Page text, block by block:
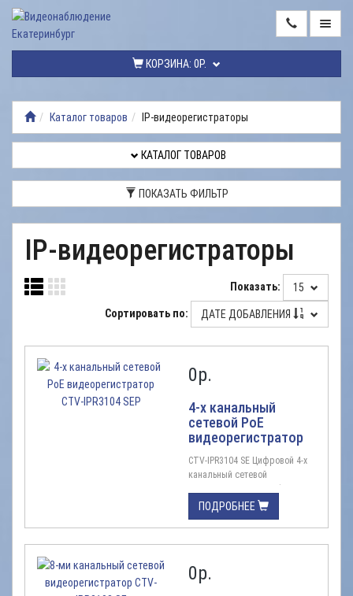
КОРЗИНА: 0Р.
ТОВАРОВ
МОНТАЖ
РЕМОНТ
ДОСТАВКА
НАШИ
Каталог товаров IP-видеорегистраторы
КАТАЛОГ ТОВАРОВ
ПОКАЗАТЬ ФИЛЬТР
IP-видеорегистраторы
Показать: 15
Сортировать по: ДАТЕ ДОБАВЛЕНИЯ
0р.
4-х канальный
сетевой PoE
видеорегистратор
CTV-IPR3104 SEP
CTV-IPR3104 SE Цифровой 4-х
канальный сетевой
4-х канальный сетевой
видеорегистратор (NVR)
экономичного класса,
встроенный коммутатор с
Цифровая система, IP, H.265, 4
ПОДРОБНЕЕ
0р.